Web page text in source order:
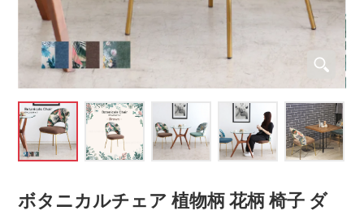
ボタニカルチェア 植物柄 花柄 椅子 ダ